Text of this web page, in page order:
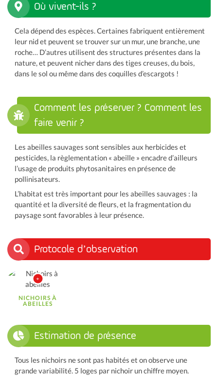
Où vivent-ils ?
Cela dépend des espèces. Certaines fabriquent entièrement
leur nid et peuvent se trouver sur un mur, une branche, une
roche… D’autres utilisent des structures présentes dans la
nature, et peuvent nicher dans des tiges creuses, du bois,
dans le sol ou même dans des coquilles d’escargots !
Comment les préserver ? Comment les
faire venir ?
Les abeilles sauvages sont sensibles aux herbicides et
pesticides, la règlementation « abeille » encadre d’ailleurs
l’usage de produits phytosanitaires en présence de
pollinisateurs.
L’habitat est très important pour les abeilles sauvages : la
quantité et la diversité de fleurs, et la fragmentation du
paysage sont favorables à leur présence.
Protocole d’observation
NICHOIRS À
ABEILLES
Estimation de présence
Tous les nichoirs ne sont pas habités et on observe une
grande variabilité. 5 loges par nichoir un chiffre moyen.